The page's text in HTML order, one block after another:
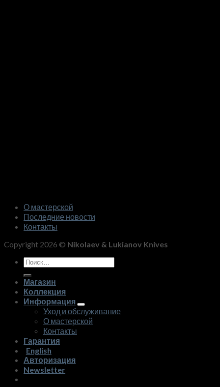
О мастерской
Последние новости
Контакты
Copyright 2026 © Nikolaev & Lukianov Knives
Искать:
Магазин
Коллекция
Информация
Уход и обслуживание
О мастерской
Контакты
Гарантия
English
Авторизация
Newsletter